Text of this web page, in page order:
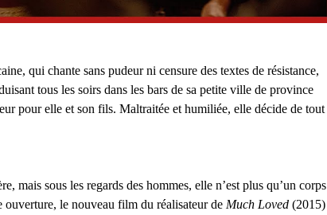
qui chante sans pudeur ni censure des textes de résistance,
tous les soirs dans les bars de sa petite ville de province
pour elle et son fils. Maltraitée et humiliée, elle décide de tout
mais sous les regards des hommes, elle n’est plus qu’un corps
le nouveau film du réalisateur de Much Loved (2015)